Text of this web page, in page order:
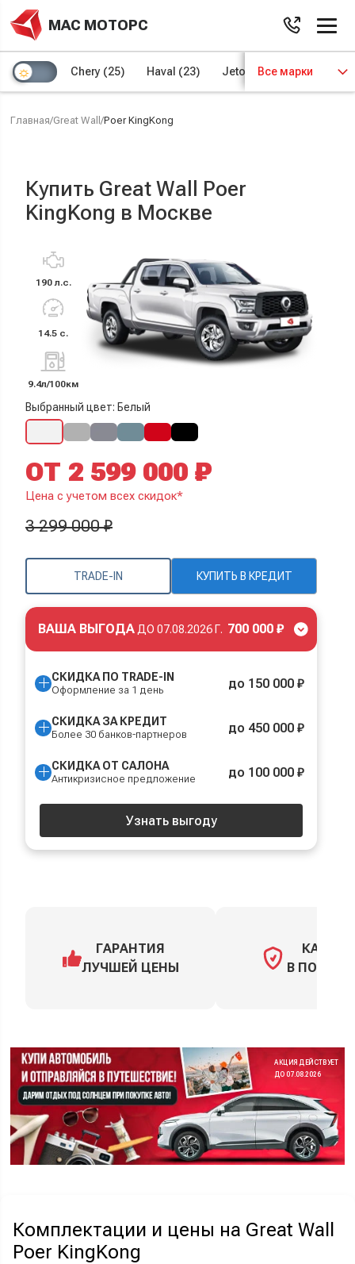
МАС МОТОРС
Chery (25) Haval (23) Jetour (8) Kaiyi (4)
Все марки
Главная/Great Wall/Poer KingKong
Купить Great Wall Poer
KingKong в Москве
190 л.с.
14.5 с.
9.4л/100км
Выбранный цвет: Белый
TRADE-IN КУПИТЬ В КРЕДИТ
ОТ 2 599 000 ₽
Цена с учетом всех скидок*
3 299 000 ₽
ВАША ВЫГОДА ДО 07.08.2026 Г. 700 000 ₽
СКИДКА ПО TRADE-IN
Оформление за 1 день до 150 000 ₽
СКИДКА ЗА КРЕДИТ
Более 30 банков-партнеров до 450 000 ₽
СКИДКА ОТ САЛОНА
Антикризисное предложение до 100 000 ₽
Узнать выгоду
ГАРАНТИЯ
ЛУЧШЕЙ ЦЕНЫ
КАСКО
В
АКЦИЯ ДЕЙСТВУЕТ
ДО 07.08.2026
Комплектации и цены на Great Wall
Poer KingKong